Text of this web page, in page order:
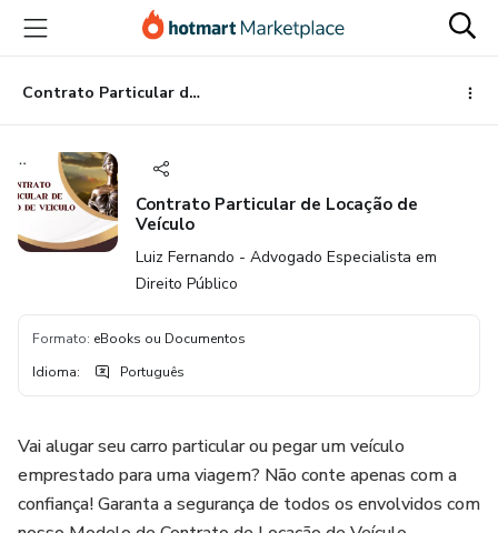
para
conteúdo
principal
para
pagamento
para
rodapé
Contrato Particular de Locação de Veículo
Contrato Particular de Locação de
Veículo
Luiz Fernando - Advogado Especialista em
Direito Público
Formato: eBooks ou Documentos
Idioma: Português
Vai alugar seu carro particular ou pegar um veículo
emprestado para uma viagem? Não conte apenas com a
confiança! Garanta a segurança de todos os envolvidos com